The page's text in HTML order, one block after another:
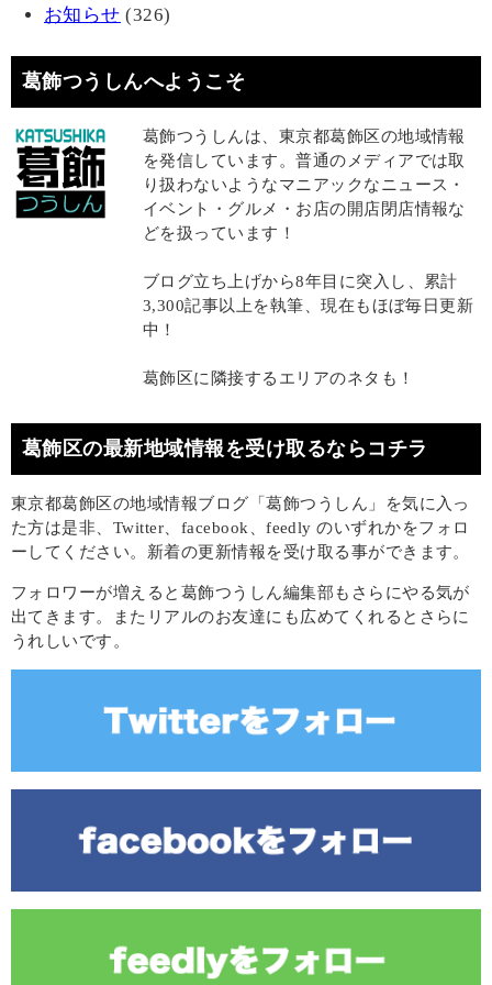
お知らせ (326)
葛飾つうしんへようこそ
葛飾つうしんは、東京都葛飾区の地域情報
を発信しています。普通のメディアでは取
り扱わないようなマニアックなニュース・
イベント・グルメ・お店の開店閉店情報な
どを扱っています！
ブログ立ち上げから8年目に突入し、累計
3,300記事以上を執筆、現在もほぼ毎日更新
中！
葛飾区に隣接するエリアのネタも！
葛飾区の最新地域情報を受け取るならコチラ
東京都葛飾区の地域情報ブログ「葛飾つうしん」を気に入っ
た方は是非、Twitter、facebook、feedly のいずれかをフォロ
ーしてください。新着の更新情報を受け取る事ができます。
フォロワーが増えると葛飾つうしん編集部もさらにやる気が
出てきます。またリアルのお友達にも広めてくれるとさらに
うれしいです。